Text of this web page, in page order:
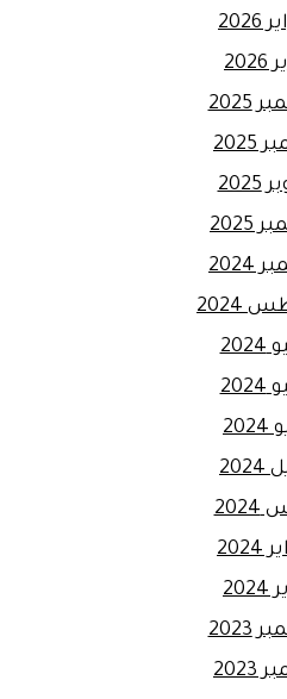
2026
2025
2025
2025
2025
2024
2024
2023
2023